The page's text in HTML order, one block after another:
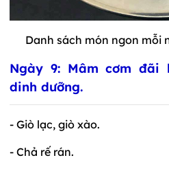
Danh sách món ngon mỗi
Ngày 9: Mâm cơm đãi
dinh dưỡng.
- Giò lạc, giò xào.
- Chả rế rán.